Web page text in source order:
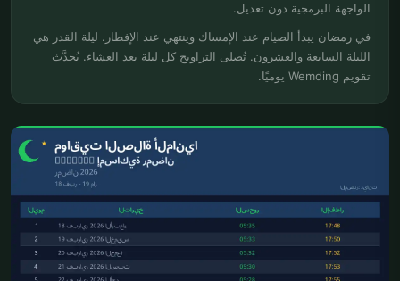
الواجهة البرمجية دون تعديل.
في رمضان يبدأ الصيام عند الإمساك وينتهي عند الإفطار. ليلة القدر هي
الليلة السابعة والعشرون. تُصلى التراويح كل ليلة بعد العشاء. يُحدَّث
تقويم Wemding يوميًا.